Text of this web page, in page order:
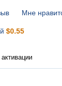
Мне
$0.55